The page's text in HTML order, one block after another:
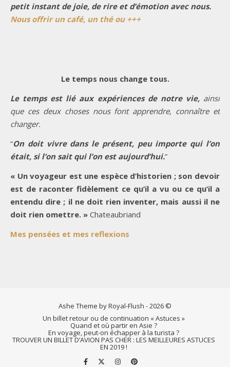
petit instant de joie, de rire et d’émotion avec nous.
Nous offrir un café, un thé ou +++
Le temps nous change tous.
Le temps est lié aux expériences de notre vie, ainsi
que ces deux choses nous font apprendre, connaître et
changer.
“On doit vivre dans le présent, peu importe qui l’on
était, si l’on sait qui l’on est aujourd’hui.”
« Un voyageur est une espèce d’historien ; son devoir
est de raconter fidèlement ce qu’il a vu ou ce qu’il a
entendu dire ; il ne doit rien inventer, mais aussi il ne
doit rien omettre. » Chateaubriand
Mes pensées et mes reflexions
Ashe Theme by Royal-Flush - 2026 ©
Un billet retour ou de continuation « Astuces »
Quand et où partir en Asie ?
En voyage, peut-on échapper à la turista ?
TROUVER UN BILLET D’AVION PAS CHER : LES MEILLEURES ASTUCES
EN 2019 !